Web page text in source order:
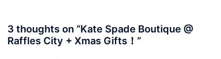
3 thoughts on “Kate Spade Boutique @
Raffles City + Xmas Gifts！ ”